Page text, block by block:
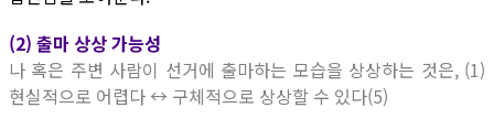
(2) 출마 상상 가능성
나 혹은 주변 사람이 선거에 출마하는 모습을 상상하는 것은, (1)
현실적으로 어렵다 ↔ 구체적으로 상상할 수 있다(5)